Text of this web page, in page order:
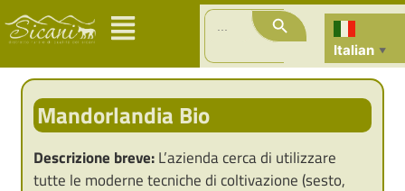
Search
for:
Search Button
Italian ▼
Mandorlandia Bio
Descrizione breve:L’azienda cerca di utilizzare
tutte le moderne tecniche di coltivazione (sesto,